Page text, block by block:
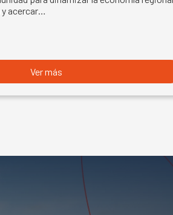
acercar…
Ver más